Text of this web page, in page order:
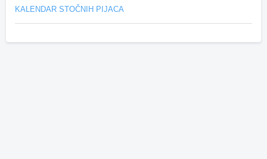
KALENDAR STOČNIH PIJACA